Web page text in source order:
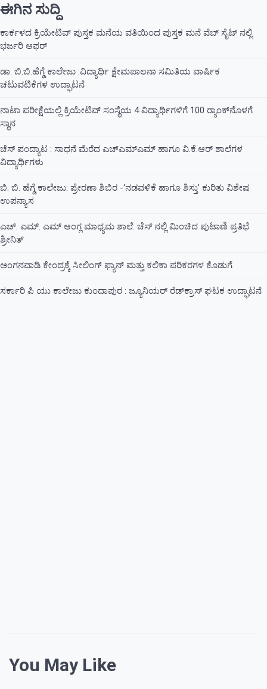
ಈಗಿನ ಸುದ್ದಿ
ಕಾರ್ಕಳದ ಕ್ರಿಯೇಟಿವ್ ಪುಸ್ತಕ ಮನೆಯ ವತಿಯಿಂದ ಪುಸ್ತಕ ಮನೆ ವೆಬ್ ಸೈಟ್ ನಲ್ಲಿ
ಭರ್ಜರಿ ಆಫರ್
ಡಾ. ಬಿ.ಬಿ.ಹೆಗ್ಡೆ ಕಾಲೇಜು :ವಿದ್ಯಾರ್ಥಿ ಕ್ಷೇಮಪಾಲನಾ ಸಮಿತಿಯ ವಾರ್ಷಿಕ
ಚಟುವಟಿಕೆಗಳ ಉದ್ಘಾಟನೆ
ನಾಟಾ ಪರೀಕ್ಷೆಯಲ್ಲಿ ಕ್ರಿಯೇಟಿವ್ ಸಂಸ್ಥೆಯ 4 ವಿದ್ಯಾರ್ಥಿಗಳಿಗೆ 100 ರ‍್ಯಾಂಕ್‌ನೊಳಗೆ
ಸ್ಥಾನ
ಚೆಸ್ ಪಂದ್ಯಾಟ : ಸಾಧನೆ ಮೆರೆದ ಎಚ್ಎಮ್ಎಮ್ ಹಾಗೂ ವಿ.ಕೆ.ಆರ್ ಶಾಲೆಗಳ
ವಿದ್ಯಾರ್ಥಿಗಳು
ಬಿ. ಬಿ. ಹೆಗ್ಡೆ ಕಾಲೇಜು: ಪ್ರೇರಣಾ ಶಿಬಿರ -‘ನಡವಳಿಕೆ ಹಾಗೂ ಶಿಸ್ತು’ ಕುರಿತು ವಿಶೇಷ
ಉಪನ್ಯಾಸ
ಎಚ್. ಎಮ್. ಎಮ್ ಆಂಗ್ಲ ಮಾಧ್ಯಮ ಶಾಲೆ: ಚೆಸ್ ನಲ್ಲಿ ಮಿಂಚಿದ ಪುಟಾಣಿ ಪ್ರತಿಭೆ
ಶ್ರೀನಿತ್
ಅಂಗನವಾಡಿ ಕೇಂದ್ರಕ್ಕೆ ಸೀಲಿಂಗ್ ಫ್ಯಾನ್ ಮತ್ತು ಕಲಿಕಾ ಪರಿಕರಗಳ ಕೊಡುಗೆ
ಸರ್ಕಾರಿ ಪಿ ಯು ಕಾಲೇಜು ಕುಂದಾಪುರ : ಜ್ಯೂನಿಯರ್‌ ರೆಡ್‌ಕ್ರಾಸ್‌ ಘಟಕ ಉದ್ಘಾಟನೆ
You May Like